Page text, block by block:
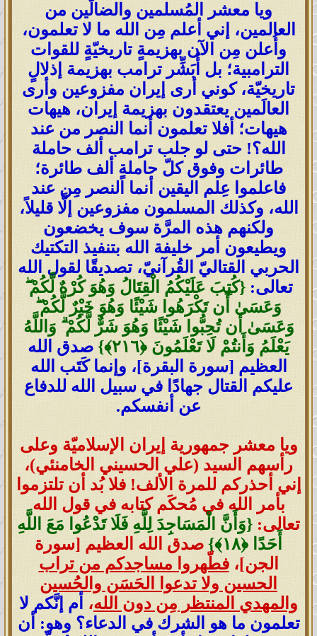
ويا معشر المُسلمين والضالّين من
العالمين، إني أعلم مِن الله ما لا تعلمون،
وأُعلن مِن الآن بهزيمةٍ تاريخيّةٍ للقوات
الترامبية؛ بل أُبَشِّر ترامب بهزيمة إذلالٍ
تاريخيّة، كوني أرى إيران مفزوعين وأرى
العالَمين يعتقدون بهزيمة إيران، هيهات
هيهات؛ أفلا تعلمون أنما النصر من عند
الله؟! حتى لو جلب ترامب ألف حاملة
طائرات وفوق كلّ حاملةٍ ألف طائرة؛
فاعلموا عِلم اليقين أنما النصر مِن عند
الله، وكذلك المسلمون مفزوعين إلَّا قليلاً،
ولكنهم هذه المرَّة سوف يخضعون
ويطيعون أمر خليفة الله بتنفيذ التكتيك
الحربي القتاليّ القُرآنيّ، تصديقًا لقول الله
تعالى:{كُتِبَ عَلَيْكُمُ الْقِتَالُ وَهُوَ كُرْهٌ لَّكُمْ ۖ
وَعَسَىٰ أَن تَكْرَهُوا شَيْئًا وَهُوَ خَيْرٌ لَّكُمْ ۖ
وَعَسَىٰ أَن تُحِبُّوا شَيْئًا وَهُوَ شَرٌّ لَّكُمْ ۗ وَاللَّهُ
يَعْلَمُ وَأَنتُمْ لَا تَعْلَمُونَ ‎﴿٢١٦﴾}
صدق الله
العظيم [سورة البقرة]، وإنما كَتَب الله
عليكم القتال جهادًا في سبيل الله للدفاع
عن أنفسكم.
ويا معشر جمهورية إيران الإسلاميّة وعلى
رأسهم السيد (علي الحسيني الخامنئي)،
إني أحذركم للمرة الألف! فلا بُد أن تلتزموا
بأمر الله في مُحكَم كتابه في قول الله
تعالى: {وَأَنَّ الْمَسَاجِدَ لِلَّهِ فَلَا تَدْعُوا مَعَ اللَّهِ
أَحَدًا ‎﴿١٨﴾}
صدق الله العظيم [سورة
الجن]،فطّهروا مساجدكم من تراب
الحسين ولا تدعوا الحَسَن والحُسين
والمهدي المنتظر مِن دون الله،
أم إنَّكم لا
تعلمون ما هو الشرك في الدعاء؟ وهو: أن